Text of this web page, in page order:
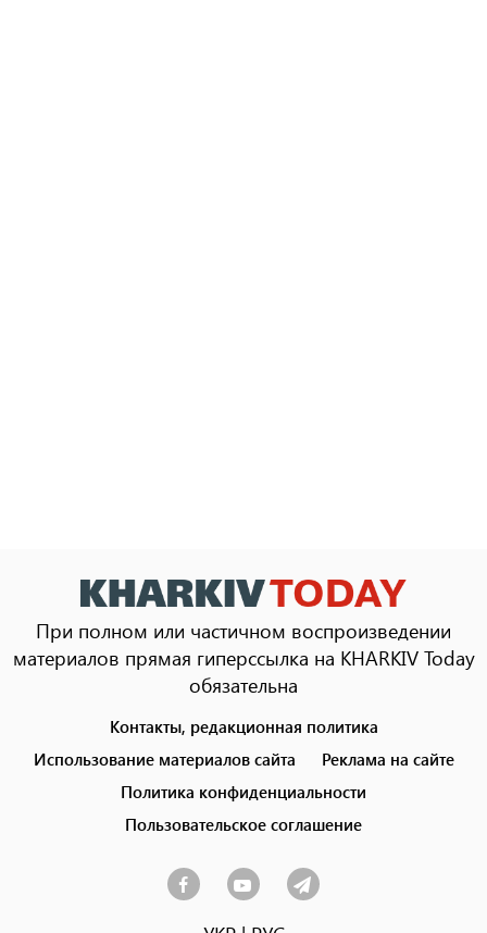
При полном или частичном воспроизведении
материалов прямая гиперссылка на KHARKIV Today
обязательна
menu
Контакты, редакционная политика
Использование материалов сайта
Реклама на сайте
Политика конфиденциальности
Пользовательское соглашение